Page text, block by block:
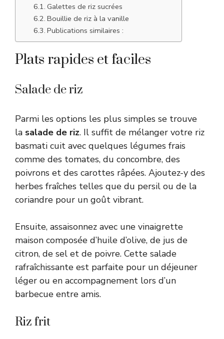
Galettes de riz sucrées
Bouillie de riz à la vanille
Publications similaires :
Plats rapides et faciles
Salade de riz
Parmi les options les plus simples se trouve
la salade de riz. Il suffit de mélanger votre riz
basmati cuit avec quelques légumes frais
comme des tomates, du concombre, des
poivrons et des carottes râpées. Ajoutez-y des
herbes fraîches telles que du persil ou de la
coriandre pour un goût vibrant.
Ensuite, assaisonnez avec une vinaigrette
maison composée d’huile d’olive, de jus de
citron, de sel et de poivre. Cette salade
rafraîchissante est parfaite pour un déjeuner
léger ou en accompagnement lors d’un
barbecue entre amis.
Riz frit